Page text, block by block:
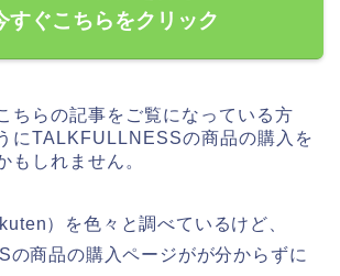
すぐこちらをクリック
ちらの記事をご覧になっている方
にTALKFULLNESSの商品の購入を
もしれません。
）を色々と調べているけど、
の商品の購入ページがが分からずに